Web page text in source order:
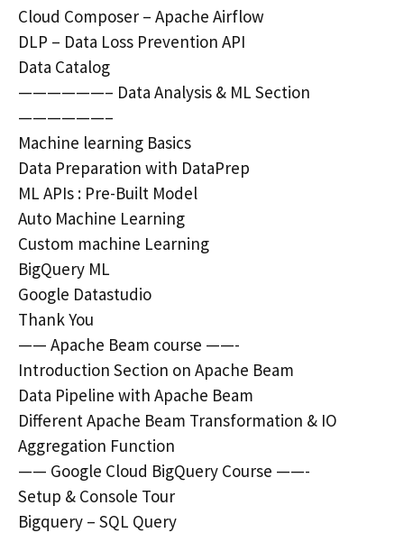
Cloud Composer – Apache Airflow
DLP – Data Loss Prevention API
Data Catalog
——————– Data Analysis & ML Section
——————–
Machine learning Basics
Data Preparation with DataPrep
ML APIs : Pre-Built Model
Auto Machine Learning
Custom machine Learning
BigQuery ML
Google Datastudio
Thank You
—— Apache Beam course ——-
Introduction Section on Apache Beam
Data Pipeline with Apache Beam
Different Apache Beam Transformation & IO
Aggregation Function
—— Google Cloud BigQuery Course ——-
Setup & Console Tour
Bigquery – SQL Query